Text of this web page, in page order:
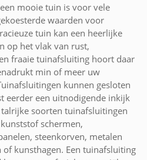
mooie tuin is voor vele
waarden voor
tuin kan een heerlijke
op het vlak van rust,
fraaie tuinafsluiting hoort daar
min of meer uw
kunnen gesloten
eerder een uitnodigende inkijk
soorten tuinafsluitingen
schermen,
steenkorven, metalen
kunsthagen. Een tuinafsluiting